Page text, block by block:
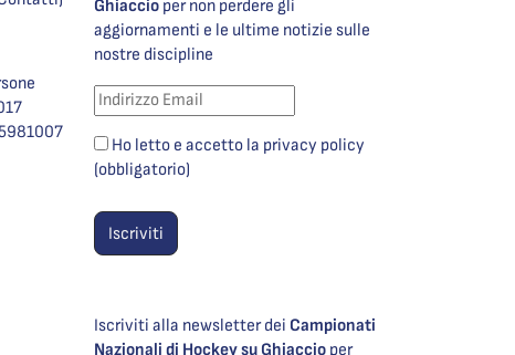
Ghiaccio per non perdere gli
aggiornamenti e le ultime notizie sulle
nostre discipline
Ho letto e accetto la privacy policy
(obbligatorio)
Iscriviti alla newsletter dei Campionati
Nazionali di Hockey su Ghiaccio per